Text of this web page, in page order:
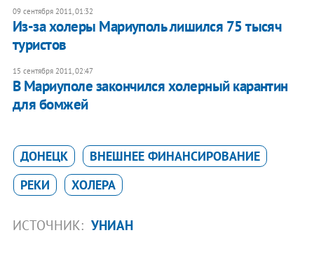
09 сентября 2011, 01:32
​Из-за холеры Мариуполь лишился 75 тысяч
туристов
15 сентября 2011, 02:47
​В Мариуполе закончился холерный карантин
для бомжей
ДОНЕЦК
ВНЕШНЕЕ ФИНАНСИРОВАНИЕ
РЕКИ
ХОЛЕРА
ИСТОЧНИК: УНИАН